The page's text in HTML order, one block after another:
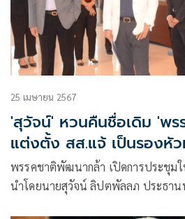
25 เมษายน 2567
'สุวัจน์' หวนคืนชื่อเดิม 'พ
แต่งตั้ง สส.แจ้ เป็นรองหั
พรรคชาติพัฒนากล้า เปิดการประชุม
นำโดยนายสุวัจน์ ลิปตพัลลภ ประธา